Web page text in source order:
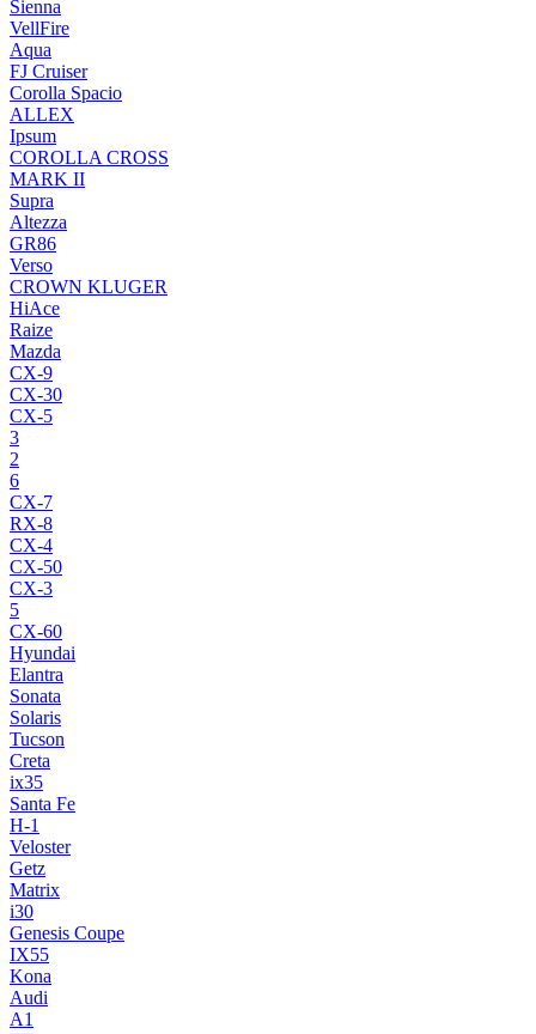
Sienna
VellFire
Aqua
FJ Cruiser
Corolla Spacio
ALLEX
Ipsum
COROLLA CROSS
MARK II
Supra
Altezza
GR86
Verso
CROWN KLUGER
HiAce
Raize
Mazda
CX-9
CX-30
CX-5
3
2
6
CX-7
RX-8
CX-4
CX-50
CX-3
5
CX-60
Hyundai
Elantra
Sonata
Solaris
Tucson
Creta
ix35
Santa Fe
H-1
Veloster
Getz
Matrix
i30
Genesis Coupe
IX55
Kona
Audi
A1